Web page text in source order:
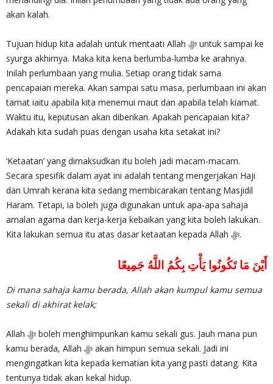
akan kalah.
Tujuan hidup kita adalah untuk mentaati Allah ‎ﷻ untuk sampai ke
syurga akhirnya. Maka kita kena berlumba-lumba ke arahnya.
Inilah perlumbaan yang mulia. Setiap orang tidak sama
pencapaian mereka. Akan sampai satu masa, perlumbaan ini akan
tamat iaitu apabila kita menemui maut dan apabila telah kiamat.
Waktu itu, keputusan akan diberikan. Apakah pencapaian kita?
Adakah kita sudah puas dengan usaha kita setakat ini?
‘Ketaatan’ yang dimaksudkan itu boleh jadi macam-macam.
Secara spesifik dalam ayat ini adalah tentang mengerjakan Haji
dan Umrah kerana kita sedang membicarakan tentang Masjidil
Haram. Tetapi, ia boleh juga digunakan untuk apa-apa sahaja
amalan agama dan kerja-kerja kebaikan yang kita boleh lakukan.
Kita lakukan semua itu atas dasar ketaatan kepada Allah ‎ﷻ.
أَيْنَ مَا تَكُونُوا يَأْتِ بِكُمُ اللَّهُ جَمِيعًا
Di mana sahaja kamu berada, Allah akan kumpul kamu semua
sekali di akhirat kelak;
Allah ‎ﷻ boleh menghimpunkan kamu sekali gus. Jauh mana pun
kamu berada, Allah ‎ﷻ akan himpun semua sekali. Jadi ini
mengingatkan kita kepada kematian kita yang pasti datang. Kita
tentunya tidak akan kekal hidup.